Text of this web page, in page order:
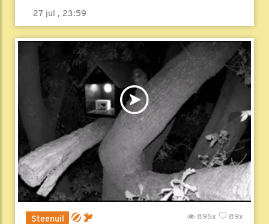
27 jul , 23:59
Steenuil 89x
895x